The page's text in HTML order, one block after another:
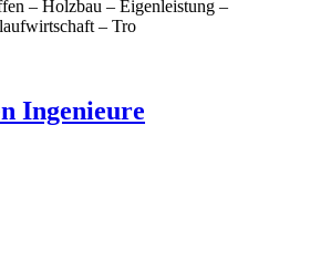
– Holzbau – Eigenleistung –
– Tro
Ingenieure